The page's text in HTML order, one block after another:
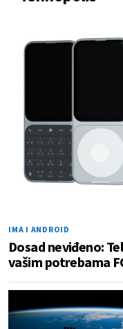
IMA I ANDROID
Dosad neviđeno:
vašim potrebama